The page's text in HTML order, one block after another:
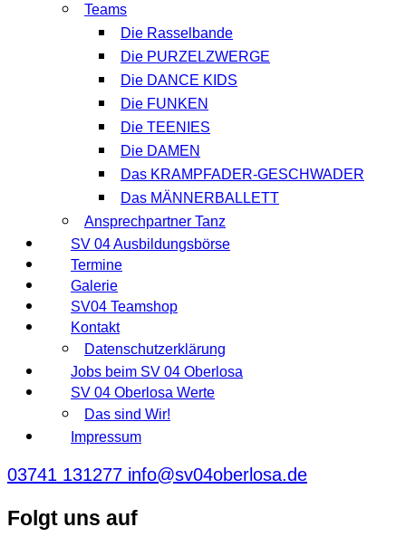
Teams
Die Rasselbande
Die PURZELZWERGE
Die DANCE KIDS
Die FUNKEN
Die TEENIES
Die DAMEN
Das KRAMPFADER-GESCHWADER
Das MÄNNERBALLETT
Ansprechpartner Tanz
SV 04 Ausbildungsbörse
Termine
Galerie
SV04 Teamshop
Kontakt
Datenschutzerklärung
Jobs beim SV 04 Oberlosa
SV 04 Oberlosa Werte
Das sind Wir!
Impressum
03741 131277 info@sv04oberlosa.de
Folgt uns auf